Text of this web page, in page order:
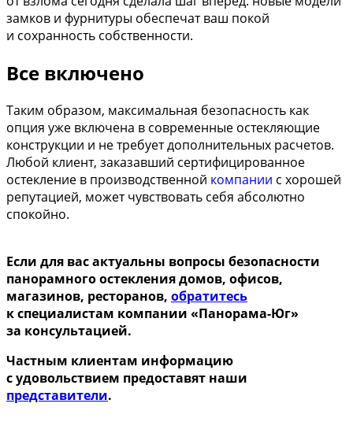
замков и фурнитуры обеспечат ваш покой
и сохранность собственности.
Все включено
Таким образом, максимальная безопасность как
опция уже включена в современные остекляющие
конструкции и не требует дополнительных расчетов.
Любой клиент, заказавший сертифицированное
остекление в производственной компании с хорошей
репутацией, может чувствовать себя абсолютно
спокойно.
Если для вас актуальны вопросы безопасности
панорамного остекления домов, офисов,
магазинов, ресторанов, обратитесь
к специалистам компании «Панорама-Юг»
за консультацией.
Частным клиентам информацию
с удовольствием предоставят наши
представители.